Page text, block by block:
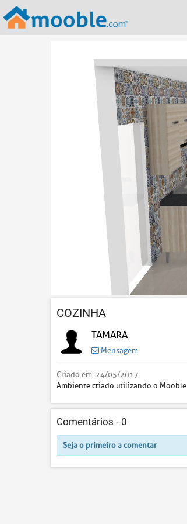
COZINHA
TAMARA
Mensagem
Criado em: 24/05/2017
Ambiente criado utilizando o Mooble
Comentários - 0
Seja o primeiro a comentar